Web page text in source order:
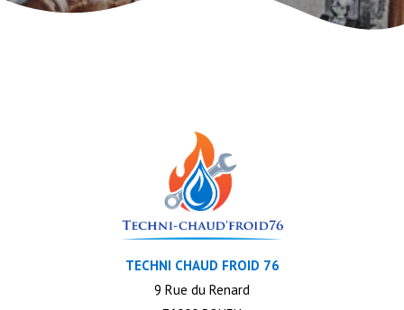
TECHNI CHAUD FROID 76
9 Rue du Renard